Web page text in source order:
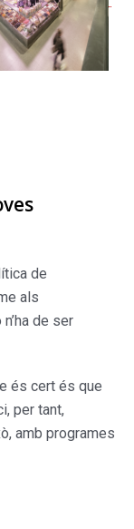
de
als
de ser
és cert és que
per tant,
amb programes